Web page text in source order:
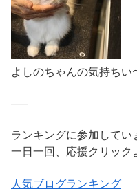
よしのちゃんの気持ちい
—–
ランキングに参加してい
一日一回、応援クリック
人気ブログランキング